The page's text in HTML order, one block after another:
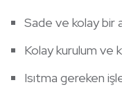
Sade ve kolay bir
Kolay kurulum ve
Isıtma gereken